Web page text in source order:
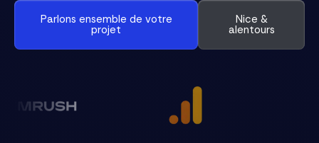
Parlons ensemble de votre
projet
Nice &
alentours